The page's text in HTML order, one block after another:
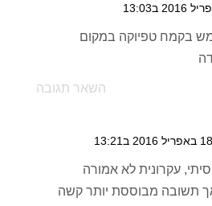
בקמח טפיוקה במקום
השאר תגובה
עקרונית לא אמורה
תשובה מבוססת יותר קשה